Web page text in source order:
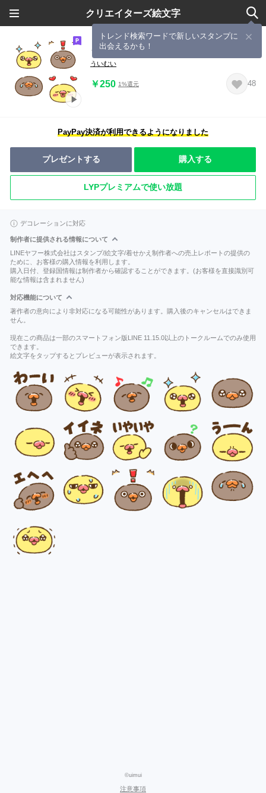
クリエイターズ絵文字
トレンド検索ワードで新しいスタンプに
出会えるかも！
うるぴよ絵文字【動く】
ういむい
￥250 1%還元 48
PayPay決済が利用できるようになりました
プレゼントする 購入する
LYPプレミアムで使い放題
デコレーションに対応
制作者に提供される情報について
LINEヤフー株式会社はスタンプ/絵文字/着せかえ制作者への売上レポートの提供の
ために、お客様の購入情報を利用します。
購入日付、登録国情報は制作者から確認することができます。(お客様を直接識別可
能な情報は含まれません)
対応機能について
著作者の意向により非対応になる可能性があります。購入後のキャンセルはできま
せん。
現在この商品は一部のスマートフォン版LINE 11.15.0以上のトークルームでのみ使用
できます。
絵文字をタップするとプレビューが表示されます。
©uimui
注意事項